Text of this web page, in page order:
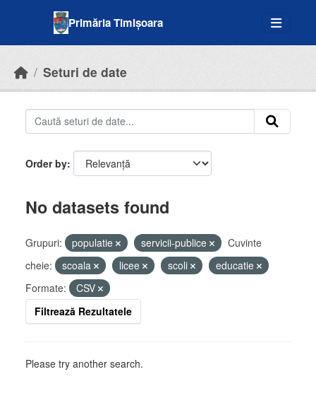
Primăria Timișoara
Seturi de date
Order by
No datasets found
Grupuri: populatie servicii-publice
Cuvinte
cheie:
scoala licee scoli
educatie
Formate:
CSV
Filtrează Rezultatele
Please try another search.